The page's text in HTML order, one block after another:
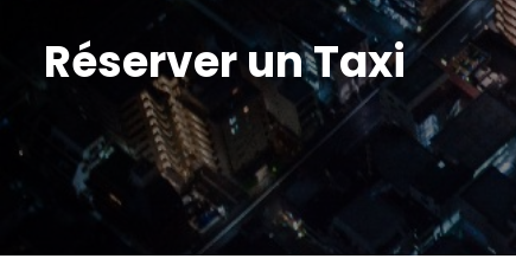
Réserver un Taxi